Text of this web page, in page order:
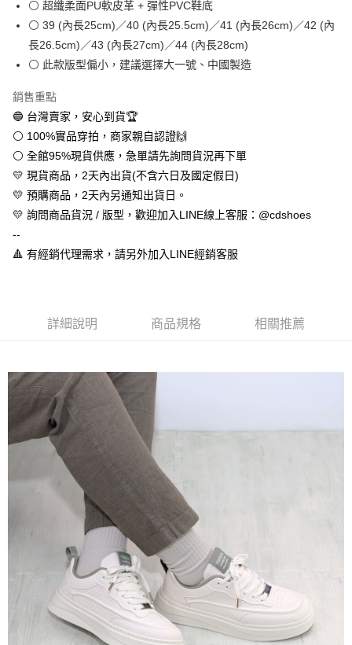
街口支付
悠遊付
全盈+PAY
AFTEE先享後付
相關說明
【關於「AFTEE先享後付」】
AFTEE先享後付是「在收到商品之後才付款」的支付方式。 讓您購物簡單
便利好安心！
１．簡單：不需註冊會員、不需綁卡、不需儲值。
２．便利：只要手機號碼，簡訊認證，即可結帳。
【「AFTEE先享後付」結帳流程】
１．於結帳方式選擇「AFTEE先享後付」後，將跳轉至「AFTEE先享後付」
結帳頁面，進行簡訊認證並確認金額後，即可完成結帳。
※ 請注意：結帳手續完成當下不需立刻繳費，但若您需要取消訂單，請聯絡
是否繳費成功／繳費後需取消欲退款等相關疑問，請聯繫「AFTEE先享後付
客戶支援中心」
https://netprotections.freshdesk.com/support/home
【注意事項】
１．透過由恩沛科技股份有限公司提供之「AFTEE先享後付」服務完成之交
易，需依本服務之必要範圍內提供個人資料，並將交易相關給付款項請求債
權轉讓予恩沛科技股份有限公司。
２．關於個人資料處理事宜，請瀏覽以下網址：
https://aftee.tw/terms/#terms3
３．未成年的使用者請事先徵得法定代理人或監護人之同意方可使用
「AFTEE先享後付」，若未經同意申辦者引起之損失，本公司不負相關責
４．使用「AFTEE先享後付」時，將依據個別帳號之用戶狀況，依本公司即
時審查核予不同之上限額度；若仍有額度不足之情形，本公司將視審查結果
請求用戶進行身份認證。
５．嚴禁一人註冊多個帳號或使用他人資訊註冊。若發現惡意使用之情形，
恩沛科技股份有限公司將有權停止該用戶之使用額度並採取法律行動。
全家取貨付款
每筆NT$60，滿NT$888(含以上)免運費
付款後全家取貨
每筆NT$60，滿NT$888(含以上)免運費
每筆NT$60，滿NT$888(含以上)免運費
宅配
每筆NT$100，滿NT$999(含以上)免運費
⚪ 超纖柔面PU軟皮革 + 彈性PVC鞋底
⚪ 39 (內長25cm)／40 (內長25.5cm)／41 (內長26cm)／42 (內
長26.5cm)／43 (內長27cm)／44 (內長28cm)
⚪ 此款版型偏小，建議選擇大一號、中國製造
銷售重點
🔵 台灣賣家，安心到貨🏆
⚪ 100%實品穿拍，商家親自認證🙌
⚪ 全館95%現貨供應，急單請先詢問貨況再下單
💛 現貨商品，2天內出貨(不含六日及國定假日)
💛 預購商品，2天內另通知出貨日。
💛 詢問商品貨況 / 版型，歡迎加入LINE線上客服：@cdshoes
--
🔺 有經銷代理需求，請另外加入LINE經銷客服
詳細說明 商品規格 相關推薦